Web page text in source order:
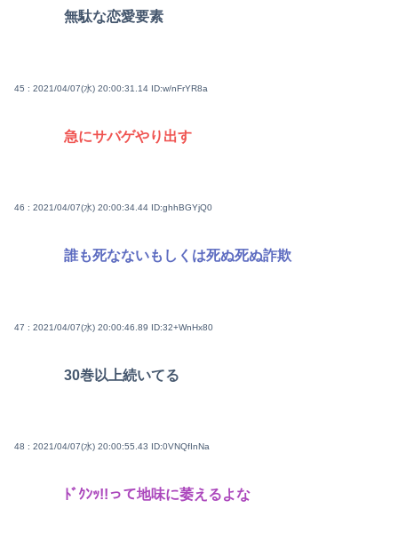
無駄な恋愛要素
45 : 2021/04/07(水) 20:00:31.14 ID:w/nFrYR8a
急にサバゲやり出す
46 : 2021/04/07(水) 20:00:34.44 ID:ghhBGYjQ0
誰も死なないもしくは死ぬ死ぬ詐欺
47 : 2021/04/07(水) 20:00:46.89 ID:32+WnHx80
30巻以上続いてる
48 : 2021/04/07(水) 20:00:55.43 ID:0VNQfInNa
ﾄﾞｸﾝｯ!!って地味に萎えるよな